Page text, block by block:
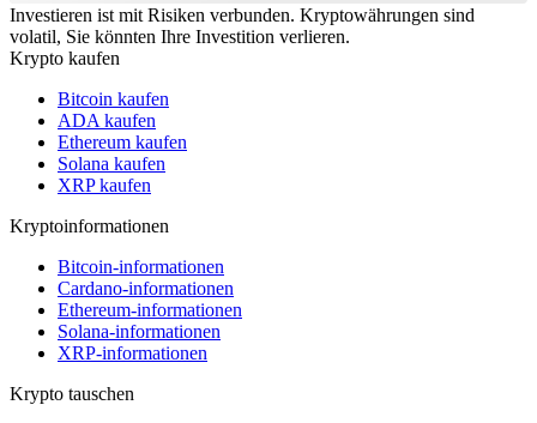
Investieren ist mit Risiken verbunden. Kryptowährungen sind
volatil, Sie könnten Ihre Investition verlieren.
Krypto kaufen
Bitcoin kaufen
ADA kaufen
Ethereum kaufen
Solana kaufen
XRP kaufen
Kryptoinformationen
Bitcoin-informationen
Cardano-informationen
Ethereum-informationen
Solana-informationen
XRP-informationen
Krypto tauschen